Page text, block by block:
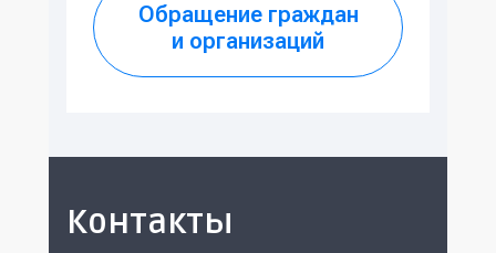
Обращение граждан
и организаций
Контакты